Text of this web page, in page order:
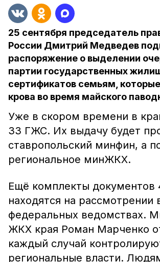
25 сентября председатель
России Дмитрий Медведев
распоряжение о выделении
партии государственных
сертификатов семьям,
крова во время майского
Уже в скором времени в
33 ГЖС. Их выдачу будет
ставропольский минфин, а
региональное минЖКХ.
Ещё комплекты документов
находятся на рассмотрении
федеральных ведомствах.
ЖКХ края Роман Марченко
каждый случай
региональные власти.